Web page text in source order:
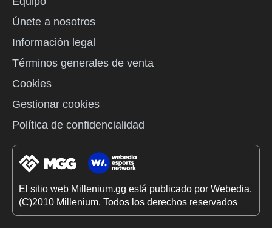
Únete a nosotros
Información legal
Términos generales de venta
Cookies
Gestionar cookies
Política de confidencialidad
El sitio web Millenium.gg está publicado por Webedia.
(C)2010 Millenium. Todos los derechos reservados